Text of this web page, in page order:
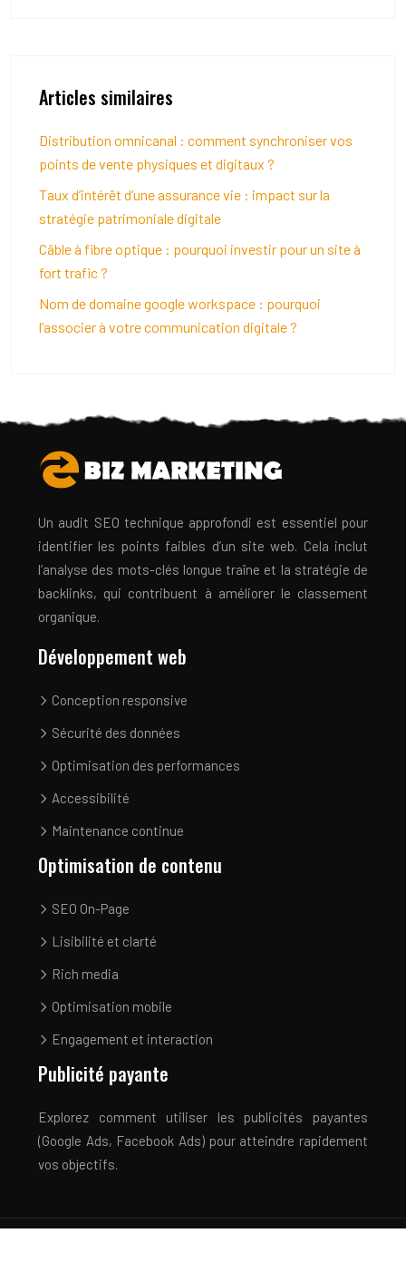
Articles similaires
Distribution omnicanal : comment synchroniser vos
points de vente physiques et digitaux ?
Taux d’intérêt d’une assurance vie : impact sur la
stratégie patrimoniale digitale
Câble à fibre optique : pourquoi investir pour un site à
fort trafic ?
Nom de domaine google workspace : pourquoi
l’associer à votre communication digitale ?
Un audit SEO technique approfondi est essentiel pour
identifier les points faibles d’un site web. Cela inclut
l’analyse des mots-clés longue traîne et la stratégie de
backlinks, qui contribuent à améliorer le classement
organique.
Développement web
Conception responsive
Sécurité des données
Optimisation des performances
Accessibilité
Maintenance continue
Optimisation de contenu
SEO On-Page
Lisibilité et clarté
Rich media
Optimisation mobile
Engagement et interaction
Publicité payante
Explorez comment utiliser les publicités payantes
(Google Ads, Facebook Ads) pour atteindre rapidement
vos objectifs.